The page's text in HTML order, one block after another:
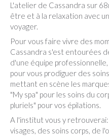
L'atelier de Cassandra sur
être et à la relaxation avec
voyager.
Pour vous faire vivre des
Cassandra s'est entourées
d'une équipe
pour vous prodiguer des
mettant en scène les
"My spa" pour les soins du
pluriels" pour vos épilations.
A l'institut vous y
visages, des soins corps, de